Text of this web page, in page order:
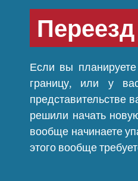
Если вы
границу, или у
представительстве
решили начать
вообще начинаете
этого вообще